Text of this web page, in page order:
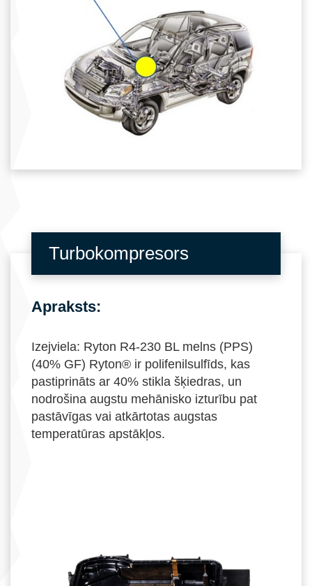
Turbokompresors
Apraksts:
Izejviela: Ryton R4-230 BL melns (PPS)
(40% GF) Ryton® ir polifenilsulfīds, kas
pastiprināts ar 40% stikla šķiedras, un
nodrošina augstu mehānisko izturību pat
pastāvīgas vai atkārtotas augstas
temperatūras apstākļos.